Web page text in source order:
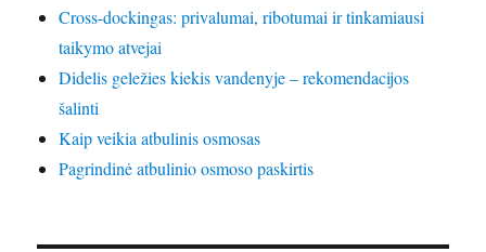
Cross-dockingas: privalumai, ribotumai ir tinkamiausi
taikymo atvejai
Didelis geležies kiekis vandenyje – rekomendacijos
šalinti
Kaip veikia atbulinis osmosas
Pagrindinė atbulinio osmoso paskirtis